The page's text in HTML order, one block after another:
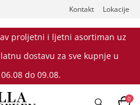
Kontakt Lokacije
proljetni i ljetni asortiman uz
dostavu za sve kupnje u
do 09.08.
0